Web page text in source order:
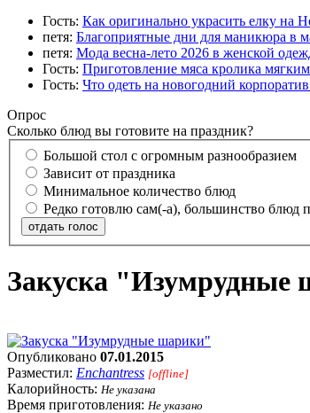
Гость: Как оригинально украсить елку на
петя: Благоприятные дни для маникюра в
петя: Мода весна-лето 2026 в женской
Гость: Приготовление мяса кролика
Гость: Что одеть на новогодний
Опрос
Сколько блюд вы готовите на праздник?
Большой стол с огромным разнообразием
Зависит от праздника
Минимальное количество блюд
Редко готовлю сам(-а), большинство блюд
отдать голос
Закуска "Изумрудные
Опубликовано 07.01.2015
Разместил: Enchantress [offline]
Калорийность: Не указана
Время приготовления: Не указано